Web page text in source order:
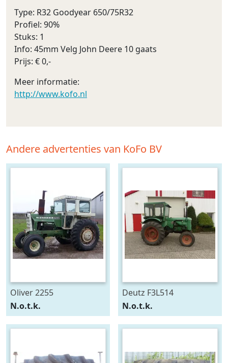
Type: R32 Goodyear 650/75R32
Profiel: 90%
Stuks: 1
Info: 45mm Velg John Deere 10 gaats
Prijs: € 0,-
Meer informatie:
http://www.kofo.nl
Andere advertenties van KoFo BV
Oliver 2255
N.o.t.k.
Deutz F3L514
N.o.t.k.